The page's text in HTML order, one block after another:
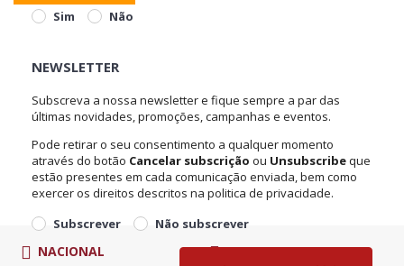
NACIONAL SOB CONSULTA
Sim
Não
NEWSLETTER
Subscreva a nossa newsletter e fique sempre a par das
últimas novidades, promoções, campanhas e eventos.
Pode retirar o seu consentimento a qualquer momento
através do botão Cancelar subscrição ou Unsubscribeque
estão presentes em cada comunicação enviada, bem como
exercer os direitos descritos na politica de privacidade.
Subscrever
Não subscrever